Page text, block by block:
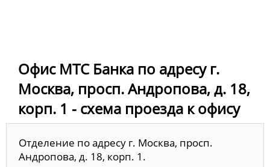
Офис МТС Банка по адресу г.
Москва, просп. Андропова, д. 18,
корп. 1 - схема проезда к офису
Отделение по адресу г. Москва, просп.
Андропова, д. 18, корп. 1.